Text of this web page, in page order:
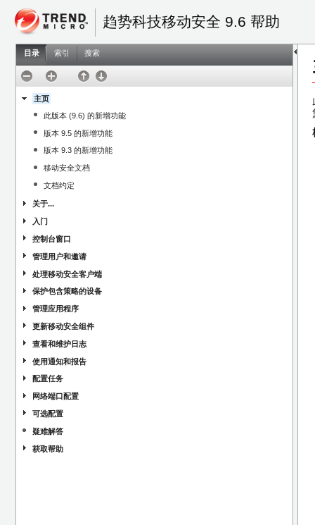
趋势科技移动安全 9.6 帮助
目录 索引 搜索
主页
此版本 (9.6) 的新增功能
版本 9.5 的新增功能
版本 9.3 的新增功能
移动安全文档
文档约定
关于...
入门
控制台窗口
管理用户和邀请
处理移动安全客户端
保护包含策略的设备
管理应用程序
更新移动安全组件
查看和维护日志
使用通知和报告
配置任务
网络端口配置
可选配置
疑难解答
获取帮助